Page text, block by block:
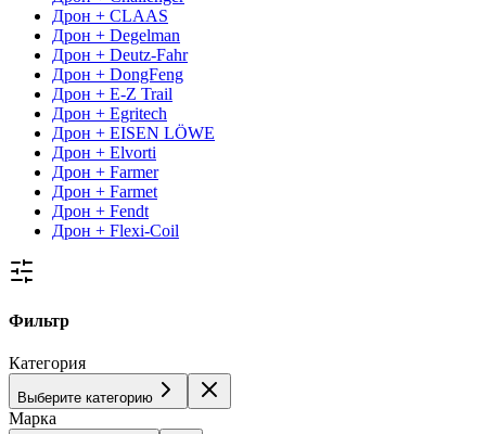
Дрон + CLAAS
Дрон + Degelman
Дрон + Deutz-Fahr
Дрон + DongFeng
Дрон + E-Z Trail
Дрон + Egritech
Дрон + EISEN LÖWE
Дрон + Elvorti
Дрон + Farmer
Дрон + Farmet
Дрон + Fendt
Дрон + Flexi-Coil
Фильтр
Категория
Выберите категорию
Марка